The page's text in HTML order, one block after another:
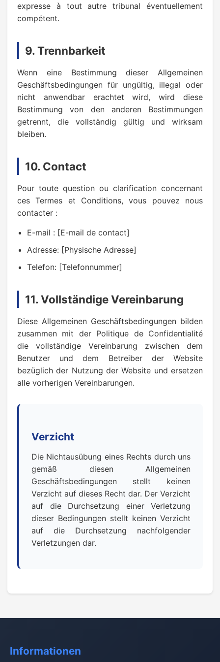
expresse à tout autre tribunal éventuellement
compétent.
9. Trennbarkeit
Wenn eine Bestimmung dieser Allgemeinen
Geschäftsbedingungen für ungültig, illegal oder
nicht anwendbar erachtet wird, wird diese
Bestimmung von den anderen Bestimmungen
getrennt, die vollständig gültig und wirksam
bleiben.
10. Contact
Pour toute question ou clarification concernant
ces Termes et Conditions, vous pouvez nous
contacter :
E-mail : [E-mail de contact]
Adresse: [Physische Adresse]
Telefon: [Telefonnummer]
11. Vollständige Vereinbarung
Diese Allgemeinen Geschäftsbedingungen bilden
zusammen mit der Politique de Confidentialité
die vollständige Vereinbarung zwischen dem
Benutzer und dem Betreiber der Website
bezüglich der Nutzung der Website und ersetzen
alle vorherigen Vereinbarungen.
Verzicht
Die Nichtausübung eines Rechts durch uns
gemäß diesen Allgemeinen
Geschäftsbedingungen stellt keinen
Verzicht auf dieses Recht dar. Der Verzicht
auf die Durchsetzung einer Verletzung
dieser Bedingungen stellt keinen Verzicht
auf die Durchsetzung nachfolgender
Verletzungen dar.
Informationen